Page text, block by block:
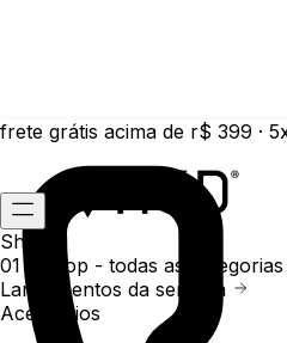
frete grátis acima de r$ 399 ·
Shop
01 /
Shop - todas as
Lançamentos da semana
Acessórios